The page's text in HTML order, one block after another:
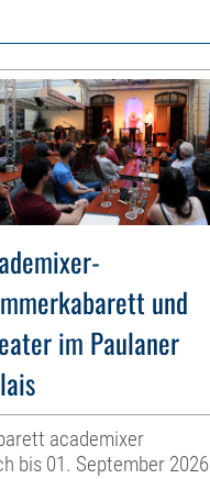
und
im Paulaner
academixer
bis 01. September 2026